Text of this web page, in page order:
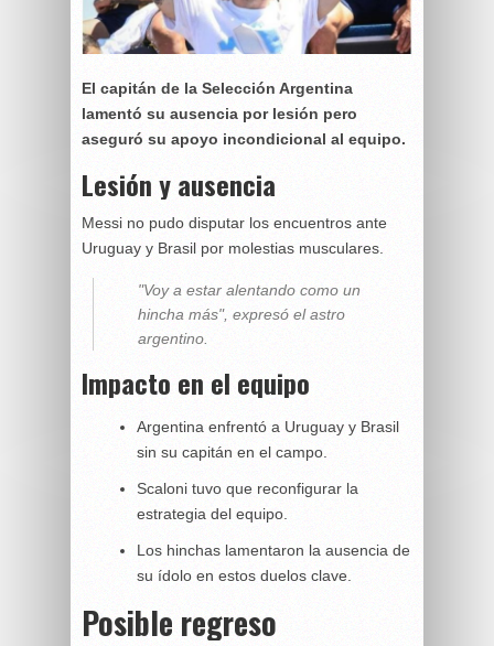
El capitán de la Selección Argentina
lamentó su ausencia por lesión pero
aseguró su apoyo incondicional al equipo.
Lesión y ausencia
Messi no pudo disputar los encuentros ante
Uruguay y Brasil por molestias musculares.
"Voy a estar alentando como un
hincha más", expresó el astro
argentino.
Impacto en el equipo
Argentina enfrentó a Uruguay y Brasil
sin su capitán en el campo.
Scaloni tuvo que reconfigurar la
estrategia del equipo.
Los hinchas lamentaron la ausencia de
su ídolo en estos duelos clave.
Posible regreso